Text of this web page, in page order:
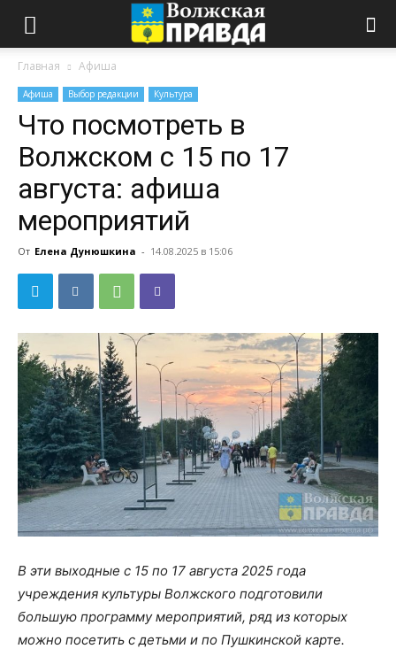
Главная Афиша
Афиша Выбор редакции Культура
Что посмотреть в
Волжском с 15 по 17
августа: афиша
мероприятий
От Елена Дунюшкина - 14.08.2025 в 15:06
В эти выходные с 15 по 17 августа 2025 года
учреждения культуры Волжского подготовили
большую программу мероприятий, ряд из которых
можно посетить с детьми и по Пушкинской карте.